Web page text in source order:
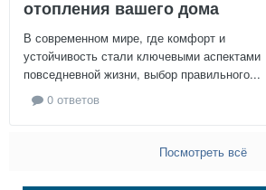
отопления вашего дома
В современном мире, где комфорт и
устойчивость стали ключевыми аспектами
повседневной жизни, выбор правильного...
0 ответов
Посмотреть всё